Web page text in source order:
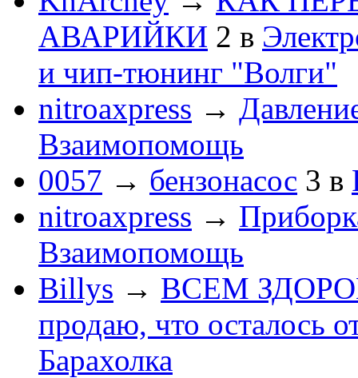
АВАРИЙКИ 2 в
и чип-тюнинг "Волги"
nitroaxpress →
Взаимопомощь
0057 → бензонасос 3 в
nitroaxpress →
Взаимопомощь
Billys → ВСЕМ
продаю, что осталось
Барахолка